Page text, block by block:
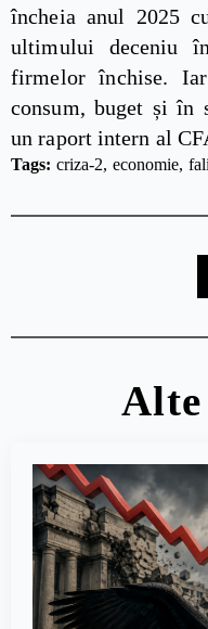
încheia anul 2025
ultimului deceniu
firmelor închise.
consum, buget și în
un raport intern al
Tags: criza-2 economie